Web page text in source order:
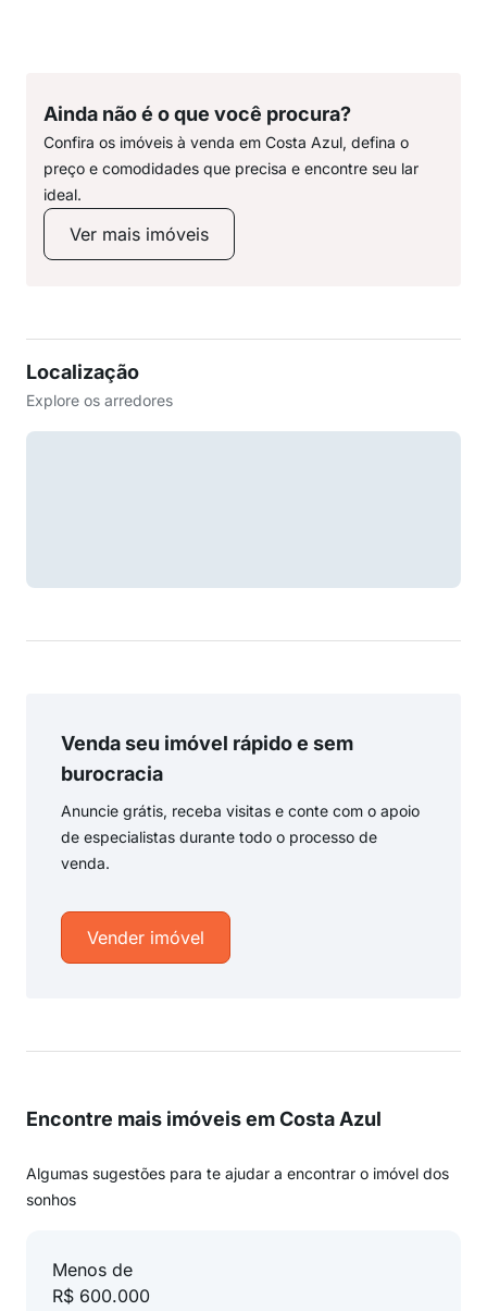
Ainda não é o que você procura?
Confira os imóveis à venda em Costa Azul, defina o
preço e comodidades que precisa e encontre seu lar
ideal.
Ver mais imóveis
Localização
Explore os arredores
Venda seu imóvel rápido e sem
burocracia
Anuncie grátis, receba visitas e conte com o apoio
de especialistas durante todo o processo de
venda.
Vender imóvel
Encontre mais imóveis em Costa Azul
Algumas sugestões para te ajudar a encontrar o imóvel dos
sonhos
Menos de
R$ 600.000